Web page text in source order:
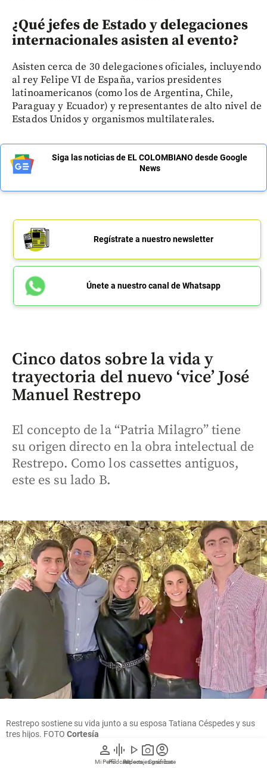
person
Mi Perfil
graphic_eq
Pódcast
play_arrow
Videos
photo_camera
Reportajes gráficos
account_circle
Suscríbete
¿Qué jefes de Estado y delegaciones
internacionales asisten al evento?
Asisten cerca de 30 delegaciones oficiales, incluyendo
al rey Felipe VI de España, varios presidentes
latinoamericanos (como los de Argentina, Chile,
Paraguay y Ecuador) y representantes de alto nivel de
Estados Unidos y organismos multilaterales.
Siga las noticias de EL COLOMBIANO desde Google
News
Regístrate a nuestro newsletter
Únete a nuestro canal de Whatsapp
Cinco datos sobre la vida y
trayectoria del nuevo ‘vice’ José
Manuel Restrepo
El concepto de la “Patria Milagro” tiene
su origen directo en la obra intelectual de
Restrepo. Como los cassettes antiguos,
este es su lado B.
Restrepo sostiene su vida junto a su esposa Tatiana Céspedes y sus
tres hijos. FOTO Cortesía